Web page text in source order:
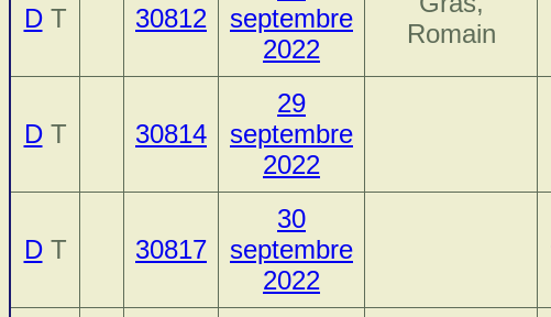
DT 30812
septembre
2022
Romain
DT 30814
29
septembre
2022
DT 30817
30
septembre
2022